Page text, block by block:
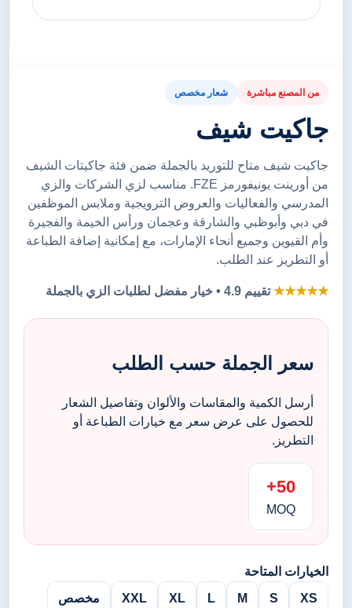
من المصنع مباشرة شعار مخصص
جاكيت شيف
جاكيت شيف متاح للتوريد بالجملة ضمن فئة جاكيتات الشيف
من أورينت يونيفورمز FZE. مناسب لزي الشركات والزي
المدرسي والفعاليات والعروض الترويجية وملابس الموظفين
في دبي وأبوظبي والشارقة وعجمان ورأس الخيمة والفجيرة
وأم القيوين وجميع أنحاء الإمارات، مع إمكانية إضافة الطباعة
أو التطريز عند الطلب.
★★★★★تقييم 4.9 • خيار مفضل لطلبات الزي بالجملة
سعر الجملة حسب الطلب
أرسل الكمية والمقاسات والألوان وتفاصيل الشعار
للحصول على عرض سعر مع خيارات الطباعة أو
التطريز.
50+
MOQ
الخيارات المتاحة
XS
S
M
L
XL
XXL مخصص